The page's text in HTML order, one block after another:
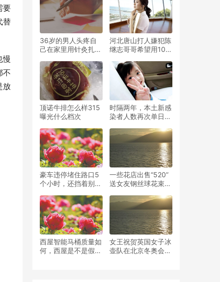
要
替
慢
不
放
36岁的男人头疼自
己在家里用针灸扎破
真“扎心”
河北唐山打人嫌犯陈
继志哥哥希望用100
他是独生子
顶诺牛排怎么样315
曝光什么档次
时隔两年，本土新感
染者人数再次单日破
升
豪车违停堵住路口5
个小时，还挡着别人
卫生巾
一些花店出售“520”
送女友钢丝球花束，
送男友的较多
西屋智能马桶质量如
何，西屋是不是假洋
女王祝贺英国女子冰
壶队在北京冬奥会上